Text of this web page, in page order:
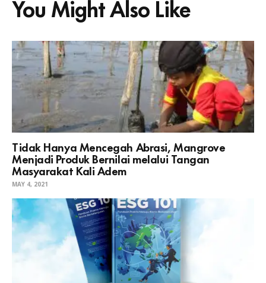
You Might Also Like
Tidak Hanya Mencegah Abrasi, Mangrove
Menjadi Produk Bernilai melalui Tangan
Masyarakat Kali Adem
MAY 4, 2021